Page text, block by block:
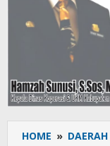
HOME » DAERAH